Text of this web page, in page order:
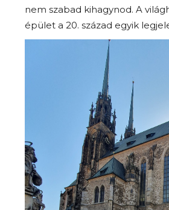
nem szabad kihagynod. A
épület a 20. század egyik